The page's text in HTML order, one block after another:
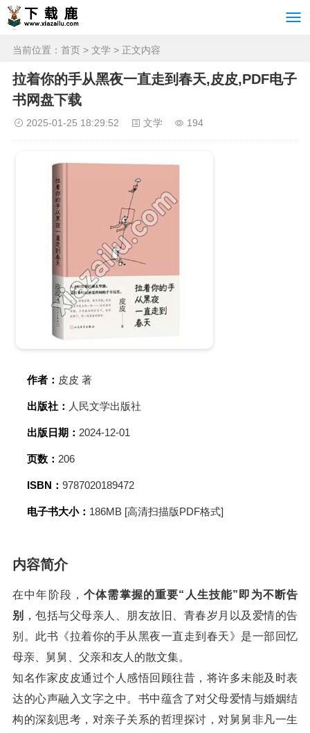
当前位置： 首页 > 文学 > 正文内容
拉着你的手从黑夜一直走到春天,皮皮,PDF电子
书网盘下载
2025-01-25 18:29:52 文学 194
作者： 皮皮 著
出版社： 人民文学出版社
出版日期： 2024-12-01
页数： 206
ISBN： 9787020189472
电子书大小： 186MB [高清扫描版PDF格式]
内容简介
在中年阶段， 个体需掌握的重要“人生技能”即为不断告
别
，包括与父母亲人、朋友故旧、青春岁月以及爱情的告
别。此书《拉着你的手从黑夜一直走到春天》是一部回忆
母亲、舅舅、父亲和友人的散文集。
知名作家皮皮通过个人感悟回顾往昔，将许多未能及时表
达的心声融入文字之中。书中蕴含了对父母爱情与婚姻结
构的深刻思考，对亲子关系的哲理探讨，对舅舅非凡一生